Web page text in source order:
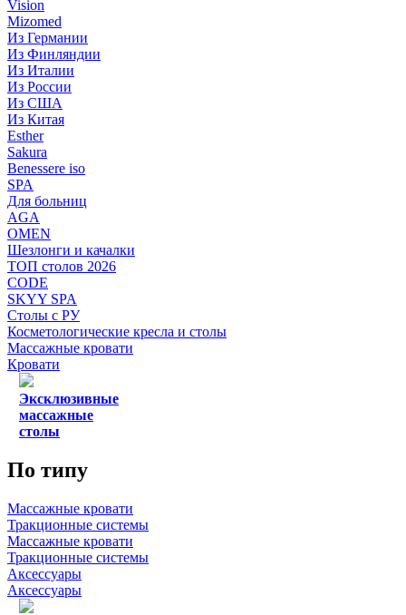
Vision
Mizomed
Из Германии
Из Финляндии
Из Италии
Из России
Из США
Из Китая
Esther
Sakura
Benessere iso
SPA
Для больниц
AGA
OMEN
Шезлонги и качалки
ТОП столов 2026
CODE
SKYY SPA
Столы с РУ
Косметологические кресла и столы
Массажные кровати
Кровати
Эксклюзивные
массажные
столы
По типу
Массажные кровати
Тракционные системы
Массажные кровати
Тракционные системы
Аксессуары
Аксессуары